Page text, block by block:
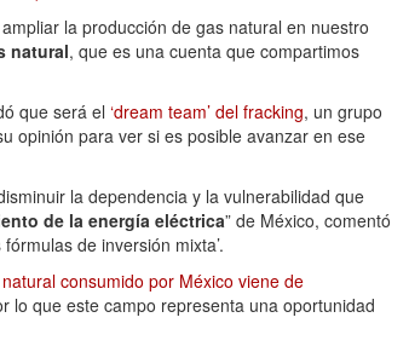
la producción de gas natural en nuestro
natural, que es una cuenta que compartimos
que será el ‘dream team’ del fracking, un grupo
opinión para ver si es posible avanzar en ese
la dependencia y la vulnerabilidad que
de la energía eléctrica” de México, comentó
de inversión mixta’.
consumido por México viene de
lo que este campo representa una oportunidad